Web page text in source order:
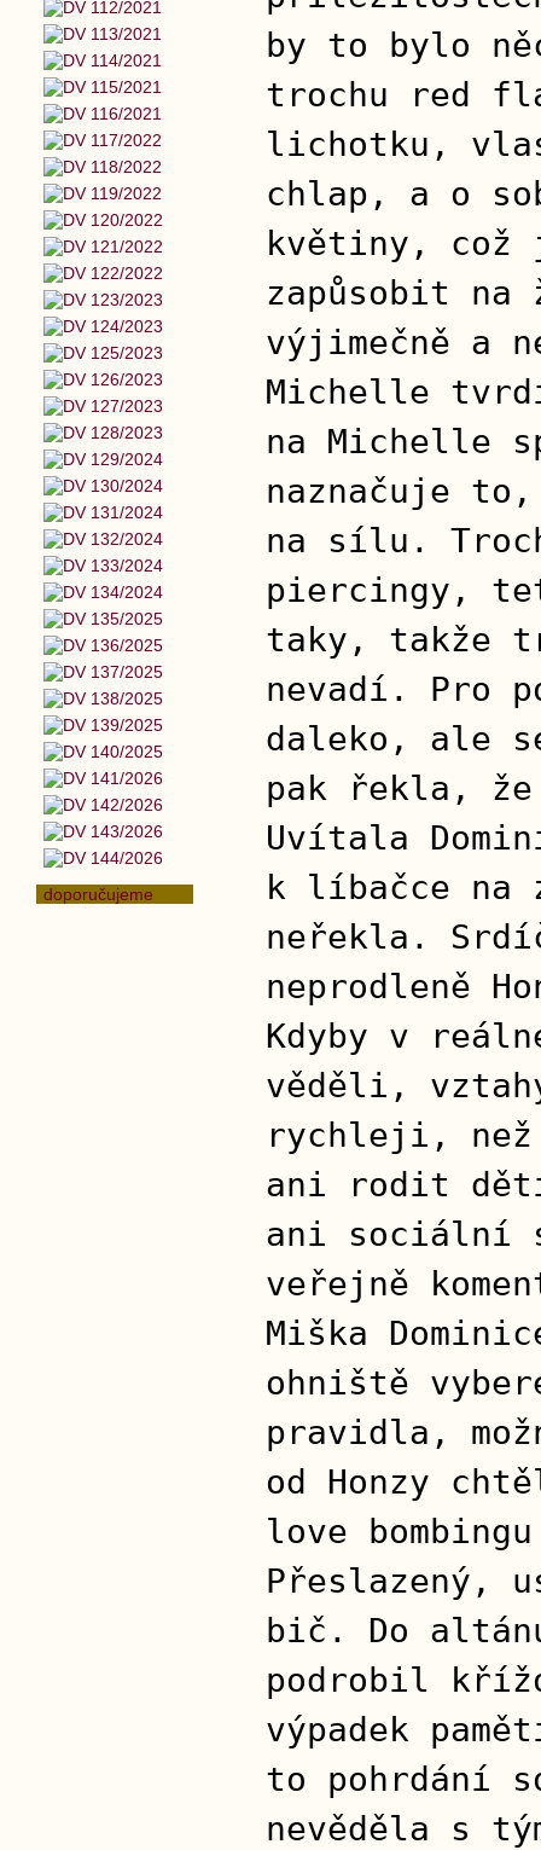
doporučujeme
by to bylo
trochu red
lichotku,
chlap, a o
květiny, což
zapůsobit
výjimečně a
Michelle
na Michelle
naznačuje
na sílu.
piercingy,
taky, takže
nevadí. Pro
daleko, ale
pak řekla,
Uvítala
k líbačce na
neřekla.
neprodleně
Kdyby v
věděli,
rychleji, než
ani rodit
ani sociální
veřejně
Miška
ohniště
pravidla,
od Honzy
love
Přeslazený,
bič. Do
podrobil
výpadek
to pohrdání
nevěděla s